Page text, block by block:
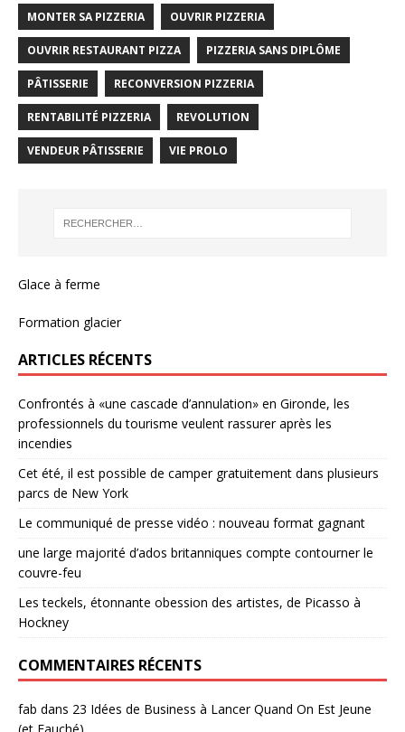
MONTER SA PIZZERIA OUVRIR PIZZERIA
OUVRIR RESTAURANT PIZZA PIZZERIA SANS DIPLÔME
PÂTISSERIE RECONVERSION PIZZERIA
RENTABILITÉ PIZZERIA REVOLUTION
VENDEUR PÂTISSERIE VIE PROLO
Glace à ferme
Formation glacier
ARTICLES RÉCENTS
Confrontés à «une cascade d’annulation» en Gironde, les
professionnels du tourisme veulent rassurer après les
incendies
Cet été, il est possible de camper gratuitement dans plusieurs
parcs de New York
Le communiqué de presse vidéo : nouveau format gagnant
une large majorité d’ados britanniques compte contourner le
couvre-feu
Les teckels, étonnante obession des artistes, de Picasso à
Hockney
COMMENTAIRES RÉCENTS
fab dans 23 Idées de Business à Lancer Quand On Est Jeune